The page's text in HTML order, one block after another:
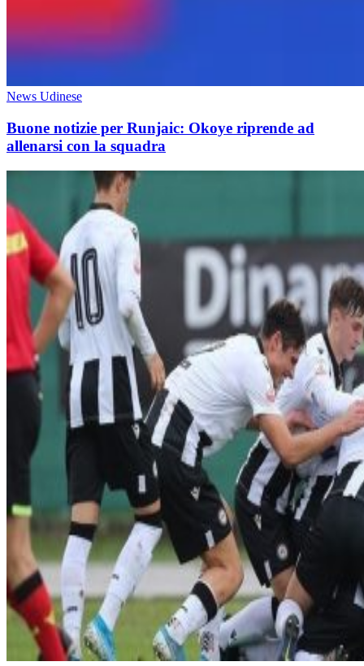
News Udinese
Buone notizie per Runjaic: Okoye riprende ad
allenarsi con la squadra